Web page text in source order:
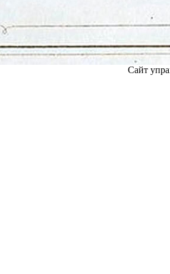
Сайт